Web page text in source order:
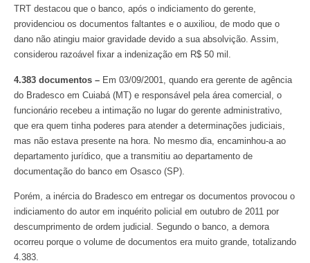
TRT destacou que o banco, após o indiciamento do gerente,
providenciou os documentos faltantes e o auxiliou, de modo que o
dano não atingiu maior gravidade devido a sua absolvição. Assim,
considerou razoável fixar a indenização em R$ 50 mil.
4.383 documentos – Em 03/09/2001, quando era gerente de agência
do Bradesco em Cuiabá (MT) e responsável pela área comercial, o
funcionário recebeu a intimação no lugar do gerente administrativo,
que era quem tinha poderes para atender a determinações judiciais,
mas não estava presente na hora. No mesmo dia, encaminhou-a ao
departamento jurídico, que a transmitiu ao departamento de
documentação do banco em Osasco (SP).
Porém, a inércia do Bradesco em entregar os documentos provocou o
indiciamento do autor em inquérito policial em outubro de 2011 por
descumprimento de ordem judicial. Segundo o banco, a demora
ocorreu porque o volume de documentos era muito grande, totalizando
4.383.